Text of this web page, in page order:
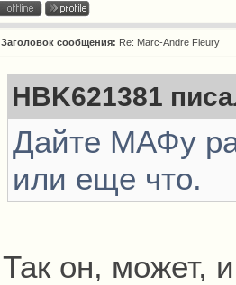
Заголовок сообщения: Re: Marc-Andre Fleury
HBK621381
Дайте МАФу
или еще что.
Так он, может,